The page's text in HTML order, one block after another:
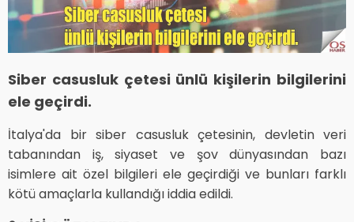
Siber casusluk çetesi ünlü kişilerin bilgilerini
ele geçirdi.
İtalya'da bir siber casusluk çetesinin, devletin veri
tabanından iş, siyaset ve şov dünyasından bazı
isimlere ait özel bilgileri ele geçirdiği ve bunları farklı
kötü amaçlarla kullandığı iddia edildi.